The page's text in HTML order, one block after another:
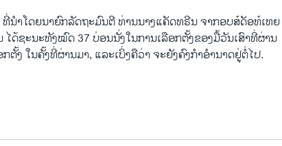
ນໍາໂດຍນາຍົກລັດຖະມົນຕີ ທ່ານນາງແຄັດທຣີນ ຈາກອບສ໌ດັອທ໌ເທຍ
ດ້ຊະນະທັງໝົດ 37 ບ່ອນນັ່ງໃນການເລືອກຕັ້ງຂອງມື້ວັນເສົາທີ່ຜ່ານ
ຕັ້ງ ໃນຄັ້ງທີ່ຜ່ານມາ, ແລະເບິ່ງຄືວ່າ ຈະຍັງຄົງກຳອຳນາດຢູ່ຕໍ່ໄປ.